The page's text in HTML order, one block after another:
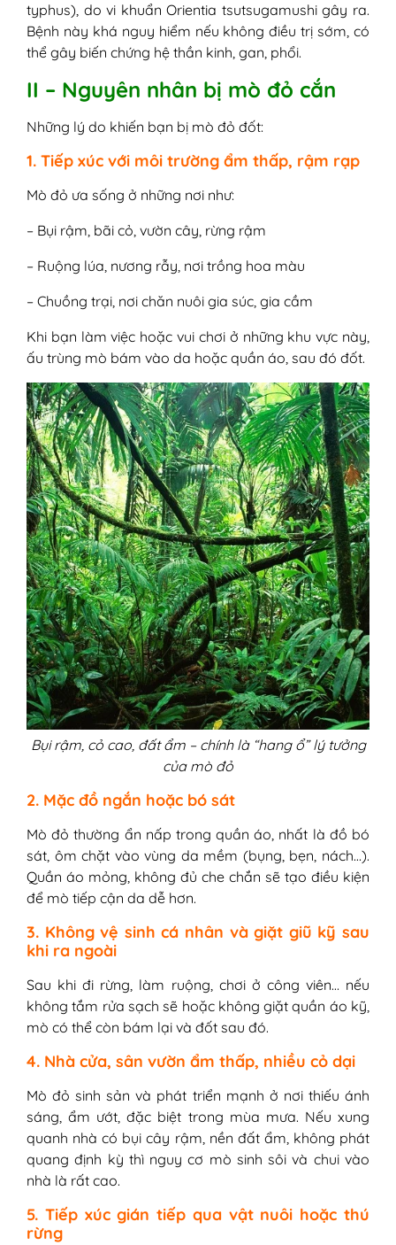
typhus), do vi khuẩn Orientia tsutsugamushi gây ra.
Bệnh này khá nguy hiểm nếu không điều trị sớm, có
thể gây biến chứng hệ thần kinh, gan, phổi.
II – Nguyên nhân bị mò đỏ cắn
Những lý do khiến bạn bị mò đỏ đốt:
1. Tiếp xúc với môi trường ẩm thấp, rậm rạp
Mò đỏ ưa sống ở những nơi như:
– Bụi rậm, bãi cỏ, vườn cây, rừng rậm
– Ruộng lúa, nương rẫy, nơi trồng hoa màu
– Chuồng trại, nơi chăn nuôi gia súc, gia cầm
Khi bạn làm việc hoặc vui chơi ở những khu vực này,
ấu trùng mò bám vào da hoặc quần áo, sau đó đốt.
Bụi rậm, cỏ cao, đất ẩm – chính là “hang ổ” lý tưởng
của mò đỏ
2. Mặc đồ ngắn hoặc bó sát
Mò đỏ thường ẩn nấp trong quần áo, nhất là đồ bó
sát, ôm chặt vào vùng da mềm (bụng, bẹn, nách…).
Quần áo mỏng, không đủ che chắn sẽ tạo điều kiện
để mò tiếp cận da dễ hơn.
3. Không vệ sinh cá nhân và giặt giũ kỹ sau
khi ra ngoài
Sau khi đi rừng, làm ruộng, chơi ở công viên… nếu
không tắm rửa sạch sẽ hoặc không giặt quần áo kỹ,
mò có thể còn bám lại và đốt sau đó.
4. Nhà cửa, sân vườn ẩm thấp, nhiều cỏ dại
Mò đỏ sinh sản và phát triển mạnh ở nơi thiếu ánh
sáng, ẩm ướt, đặc biệt trong mùa mưa. Nếu xung
quanh nhà có bụi cây rậm, nền đất ẩm, không phát
quang định kỳ thì nguy cơ mò sinh sôi và chui vào
nhà là rất cao.
5. Tiếp xúc gián tiếp qua vật nuôi hoặc thú
rừng